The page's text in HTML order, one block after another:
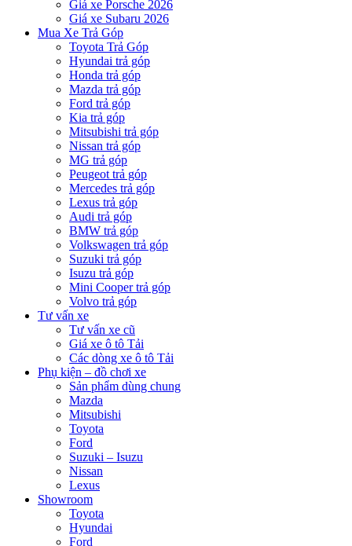
Giá xe Porsche 2026
Giá xe Subaru 2026
Mua Xe Trả Góp
Toyota Trả Góp
Hyundai trả góp
Honda trả góp
Mazda trả góp
Ford trả góp
Kia trả góp
Mitsubishi trả góp
Nissan trả góp
MG trả góp
Peugeot trả góp
Mercedes trả góp
Lexus trả góp
Audi trả góp
BMW trả góp
Volkswagen trả góp
Suzuki trả góp
Isuzu trả góp
Mini Cooper trả góp
Volvo trả góp
Tư vấn xe
Tư vấn xe cũ
Giá xe ô tô Tải
Các dòng xe ô tô Tải
Phụ kiện – đồ chơi xe
Sản phẩm dùng chung
Mazda
Mitsubishi
Toyota
Ford
Suzuki – Isuzu
Nissan
Lexus
Showroom
Toyota
Hyundai
Ford